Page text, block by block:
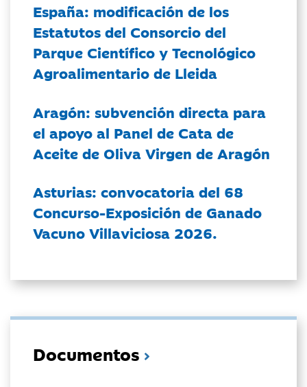
España: modificación de los
Estatutos del Consorcio del
Parque Científico y Tecnológico
Agroalimentario de Lleida
Aragón: subvención directa para
el apoyo al Panel de Cata de
Aceite de Oliva Virgen de Aragón
Asturias: convocatoria del 68
Concurso-Exposición de Ganado
Vacuno Villaviciosa 2026.
Documentos